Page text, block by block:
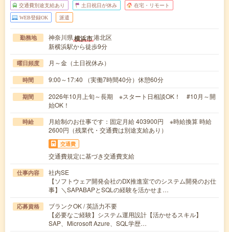
交通費別途支給あり 土日祝日が休み 在宅・リモート
WEB登録OK 派遣
勤務地 神奈川県横浜市港北区
新横浜駅から徒歩9分
曜日頻度 月～金（土日祝休み）
時間 9:00～17:40 （実働7時間40分）休憩60分
期間
2026年10月上旬～長期 ※スタート日相談OK！ #10月～開
始OK！
時給
月給制のお仕事です：固定月給 403900円 ※時給換算 時給
2600円（残業代・交通費は別途支給あり）
交通費
交通費規定に基づき交通費支給
仕事内容
社内SE
【ソフトウェア開発会社のDX推進室でのシステム開発のお仕
事】＼SAPABAPとSQLの経験を活かせま…
応募資格
ブランクOK / 英語力不要
【必要なご経験】システム運用設計【活かせるスキル】
SAP、Microsoft Azure、SQL学歴…